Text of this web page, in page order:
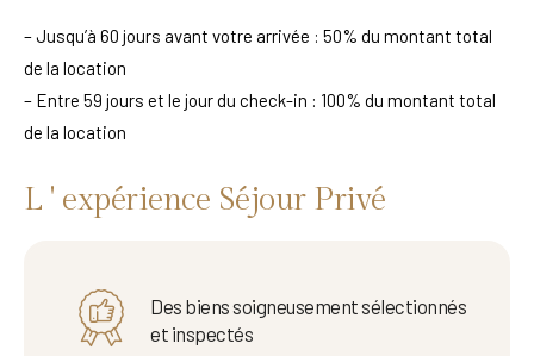
– Jusqu’à 60 jours avant votre arrivée : 50% du montant total
de la location
– Entre 59 jours et le jour du check-in : 100% du montant total
de la location
L ' expérience Séjour Privé
Des biens soigneusement sélectionnés
et inspectés